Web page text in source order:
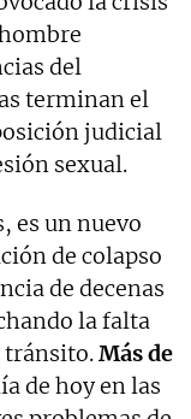
del
terminan el
judicial
sexual.
es un nuevo
de colapso
de decenas
la falta
tránsito.Más de
de hoy en las